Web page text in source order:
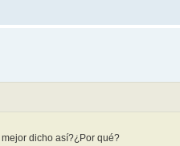
dicho así?¿Por qué?